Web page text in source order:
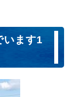
います1